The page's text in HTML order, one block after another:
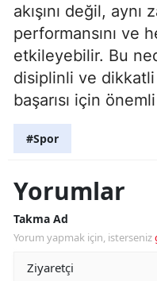
akışını değil, aynı
performansını ve
etkileyebilir. Bu
disiplinli ve dikkatli
başarısı için
#Spor
Yorumlar
Takma Ad
Yorum yapmak için, isterseniz